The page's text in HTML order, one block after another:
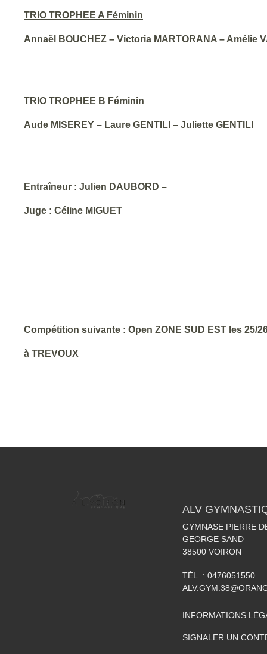
TRIO TROPHEE A Féminin
Annaël BOUCHEZ – Victoria MARTORANA – Amélie
TRIO TROPHEE B Féminin
Aude MISEREY – Laure GENTILI – Juliette GENTILI
Entraîneur : Julien DAUBORD –
Juge : Céline MIGUET
Compétition suivante : Open ZONE SUD EST les 25/
à TREVOUX
ALV
GYMNASE PIERRE
GEORGE SAND
38500 VOIRON
TÉL. :0476051550
INFORMATIONS
SIGNALER UN